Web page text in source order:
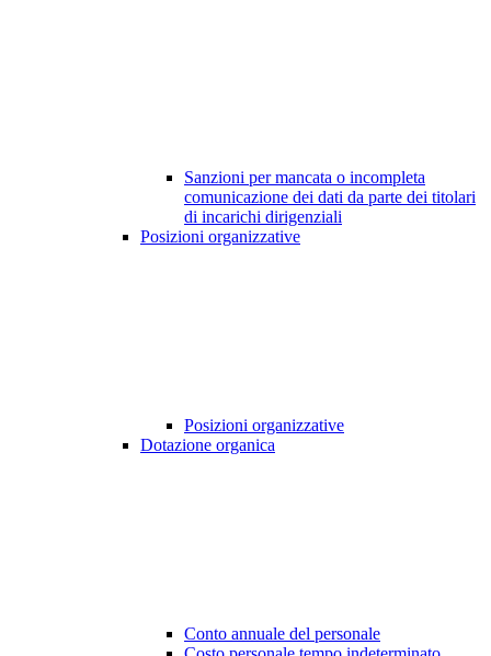
Sanzioni per mancata o incompleta
comunicazione dei dati da parte dei titolari
di incarichi dirigenziali
Posizioni organizzative
Posizioni organizzative
Dotazione organica
Conto annuale del personale